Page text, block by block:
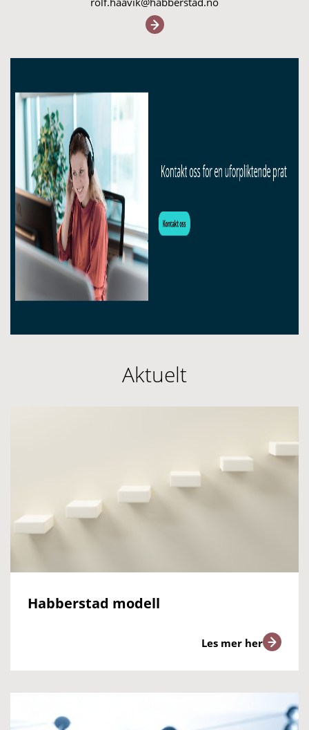
Aktuelt
Habberstad modell
Les mer her